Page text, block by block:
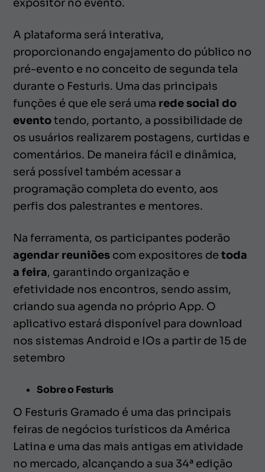
expositor no evento.
A plataforma será interativa,
proporcionando engajamento do público no
pré-evento e no conceito de segunda tela
durante o Festuris. Uma das principais
funções é que ele será uma rede social do
eventotendo, portanto, a possibilidade de
os usuários realizarem postagens, curtidas e
comentários. De maneira fácil e dinâmica,
será possível também acessar a
programação completa do evento, aos
perfis dos palestrantes e mentores.
Na ferramenta, os participantes poderão
agendar reuniões com expositores de toda
a feira, garantindo organização e
efetividade nos encontros, sendo assim,
criando sua agenda no próprio App. O
aplicativo estará disponível para download
nos sistemas Android e IOs a partir de 15 de
setembro
Sobre o Festuris
O Festuris Gramado é uma das principais
feiras de negócios turísticos da América
Latina e uma das mais antigas em atividade
no mercado, alcançando a sua 34ª edição